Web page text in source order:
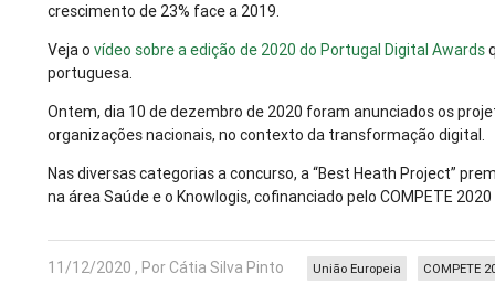
crescimento de 23% face a 2019.
Veja ovídeo sobre a edição de 2020 do Portugal Digital Awards
portuguesa.
Ontem, dia 10 de dezembro de 2020 foram anunciados os
organizações nacionais, no contexto da transformação digital.
Nas diversas categorias a concurso, a “Best Heath Project”
na área Saúde e o Knowlogis, cofinanciado pelo COMPETE
11/12/2020 , Por Cátia Silva Pinto COMPETE
União Europeia